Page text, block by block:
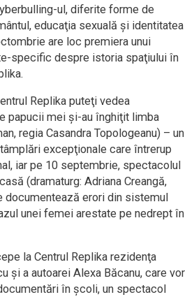
ul, diferite forme de
educaţia sexuală şi identitatea
are loc premiera unui
specific despre istoria spaţiului în
Replika puteţi vedea
papucii mei şi-au înghiţit limba
regia Casandra Topologeanu) – un
excepţionale care întrerup
iar pe 10 septembrie, spectacolul
(dramaturg: Adriana Creangă,
documentează erori din sistemul
unei femei arestate pe nedrept în
la Centrul Replika rezidenţa
şi a autoarei Alexa Băcanu, care vor
în şcoli, un spectacol